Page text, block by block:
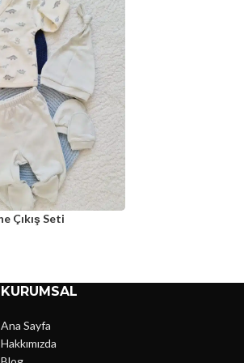
KURUMSAL
Ana Sayfa
Hakkımızda